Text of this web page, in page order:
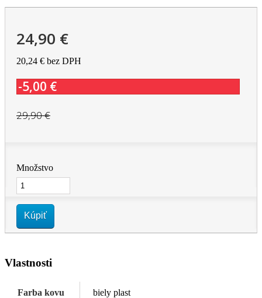
24,90 €
20,24 € bez DPH
-5,00 €
29,90 €
Množstvo
Kúpiť
Vlastnosti
Farba kovu biely plast